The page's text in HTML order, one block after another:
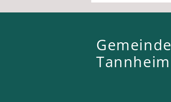
Gemeinde
Tannheim